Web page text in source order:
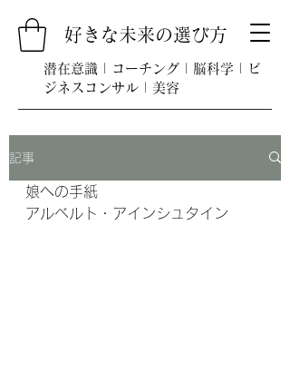
好きな未来の選び方
​潜在意識 | コーチング | 脳科学 | ビ
ジネスコンサル | 美容
記事
娘への手紙
アルベルト・アインシュタイン